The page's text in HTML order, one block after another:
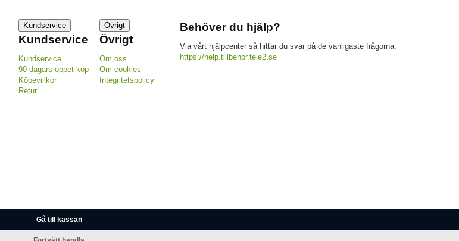
Kundservice
Kundservice
Kundservice
90 dagars öppet köp
Köpevillkor
Retur
Övrigt
Övrigt
Om oss
Om cookies
Integritetspolicy
Behöver du hjälp?
Via vårt hjälpcenter så hittar du svar på de vanligaste frågorna:
https://help.tillbehor.tele2.se
Gå till kassan